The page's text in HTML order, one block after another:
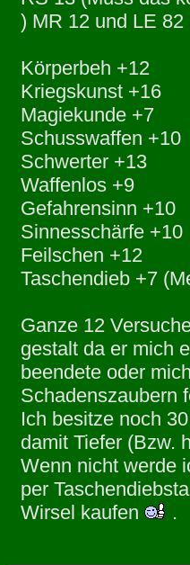
) MR 12 und LE 82
Körperbeh +12
Kriegskunst +16
Magiekunde +7
Schusswaffen +10
Schwerter +13
Waffenlos +9
Gefahrensinn +10
Sinnesschärfe +10
Feilschen +12
Taschendieb +7
Ganze 12
gestalt da er mich
beendete oder
Schadenszaubern
Ich besitze noch
damit Tiefer (Bzw.
Wenn nicht werde
per
Wirsel kaufen
.